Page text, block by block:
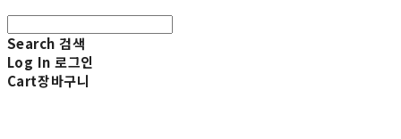
Search 검색
Log In 로그인
Cart장바구니